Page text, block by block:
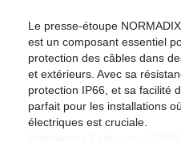
Le presse-étoupe
est un composant essentiel
protection des câbles dans
et extérieurs. Avec sa
protection IP66, et sa facilité
parfait pour les installations
électriques est cruciale.